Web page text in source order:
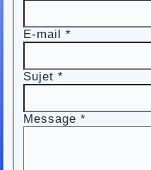
E-mail *
Sujet *
Message *